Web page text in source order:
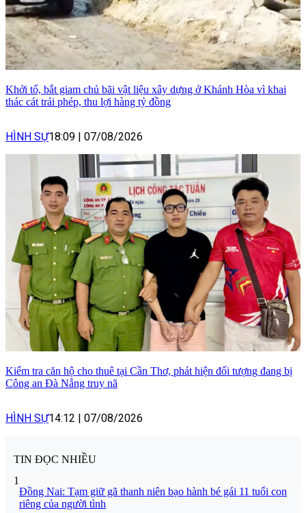
Khởi tố, bắt giam chủ bãi vật liệu xây dựng ở Khánh Hòa vì khai
thác cát trái phép, thu lợi hàng tỷ đồng
HÌNH SỰ18:09 | 07/08/2026
Kiểm tra căn hộ cho thuê tại Cần Thơ, phát hiện đối tượng đang bị
Công an Đà Nẵng truy nã
HÌNH SỰ14:12 | 07/08/2026
TIN ĐỌC NHIỀU
1
Đồng Nai: Tạm giữ gã thanh niên bạo hành bé gái 11 tuổi con
riêng của người tình